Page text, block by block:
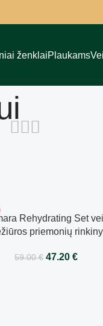
ženklaiPlaukams
Rehydrating Set
priemonių
59.00€ 47.20€